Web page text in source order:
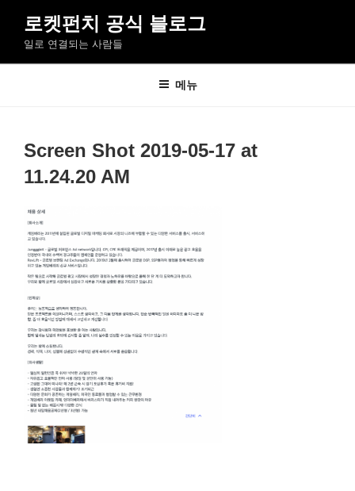
로
로켓펀치 공식 블로그
일로 연결되는 사람들
메뉴
Screen Shot 2019-05-17 at
11.24.20 AM